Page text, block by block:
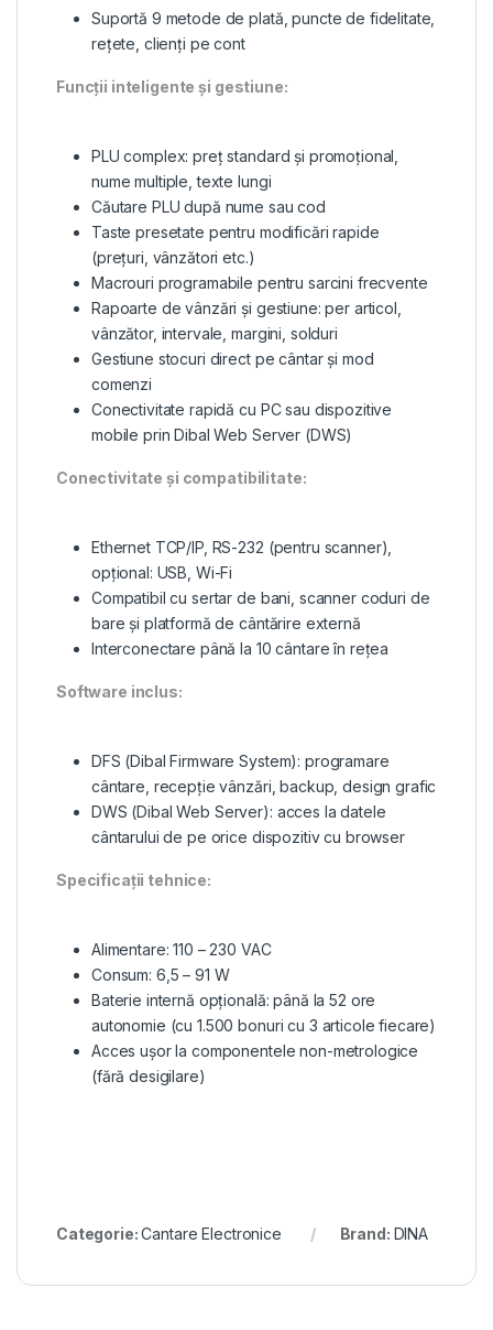
Suportă 9 metode de plată, puncte de fidelitate,
rețete, clienți pe cont
Funcții inteligente și gestiune:
PLU complex: preț standard și promoțional,
nume multiple, texte lungi
Căutare PLU după nume sau cod
Taste presetate pentru modificări rapide
(prețuri, vânzători etc.)
Macrouri programabile pentru sarcini frecvente
Rapoarte de vânzări și gestiune: per articol,
vânzător, intervale, margini, solduri
Gestiune stocuri direct pe cântar și mod
comenzi
Conectivitate rapidă cu PC sau dispozitive
mobile prin Dibal Web Server (DWS)
Conectivitate și compatibilitate:
Ethernet TCP/IP, RS-232 (pentru scanner),
opțional: USB, Wi-Fi
Compatibil cu sertar de bani, scanner coduri de
bare și platformă de cântărire externă
Interconectare până la 10 cântare în rețea
Software inclus:
DFS (Dibal Firmware System): programare
cântare, recepție vânzări, backup, design grafic
DWS (Dibal Web Server): acces la datele
cântarului de pe orice dispozitiv cu browser
Specificații tehnice:
Alimentare: 110 – 230 VAC
Consum: 6,5 – 91 W
Baterie internă opțională: până la 52 ore
autonomie (cu 1.500 bonuri cu 3 articole fiecare)
Acces ușor la componentele non-metrologice
(fără desigilare)
Categorie:Cantare Electronice Brand: DINA